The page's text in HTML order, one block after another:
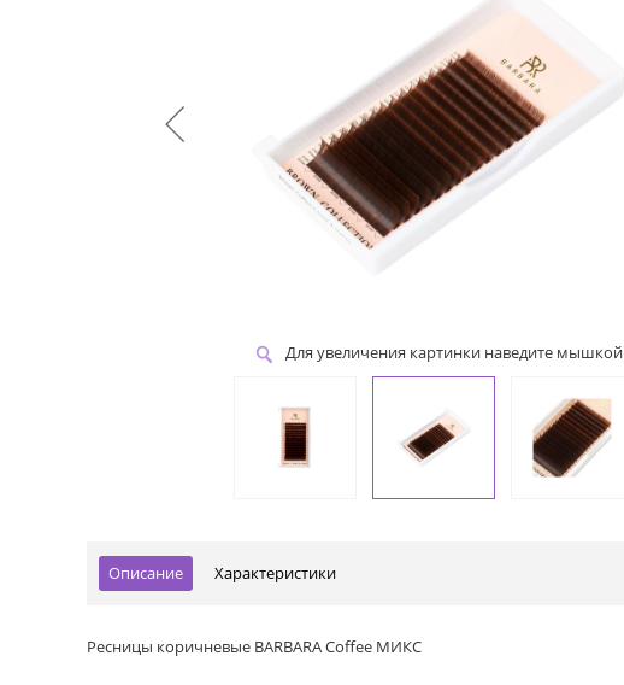
Для увеличения картинки наведите мышкой
Описание Характеристики
Ресницы коричневые BARBARA Coffee МИКС